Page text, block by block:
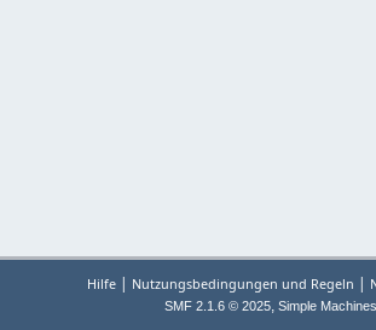
Hilfe | Nutzungsbedingungen und Regeln |
SMF 2.1.6 © 2025, Simple Machines